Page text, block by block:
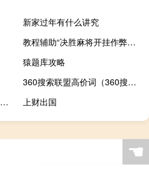
新家过年有什么讲究
教程辅助“决胜麻将开挂作弊软件是真的吗-确实可以开挂
猿题库攻略
360搜索联盟高价词（360搜索联盟）
1108.6万人次 广州地铁总客运量创年内单日新高
上财出国
☚